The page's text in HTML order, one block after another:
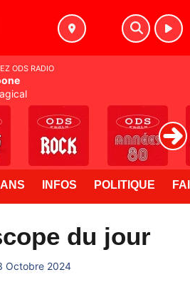
INFOS POLITIQUE
du jour
Octobre 2024
ODS RADIO